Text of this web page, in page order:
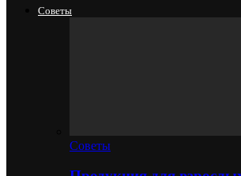
Советы
Советы